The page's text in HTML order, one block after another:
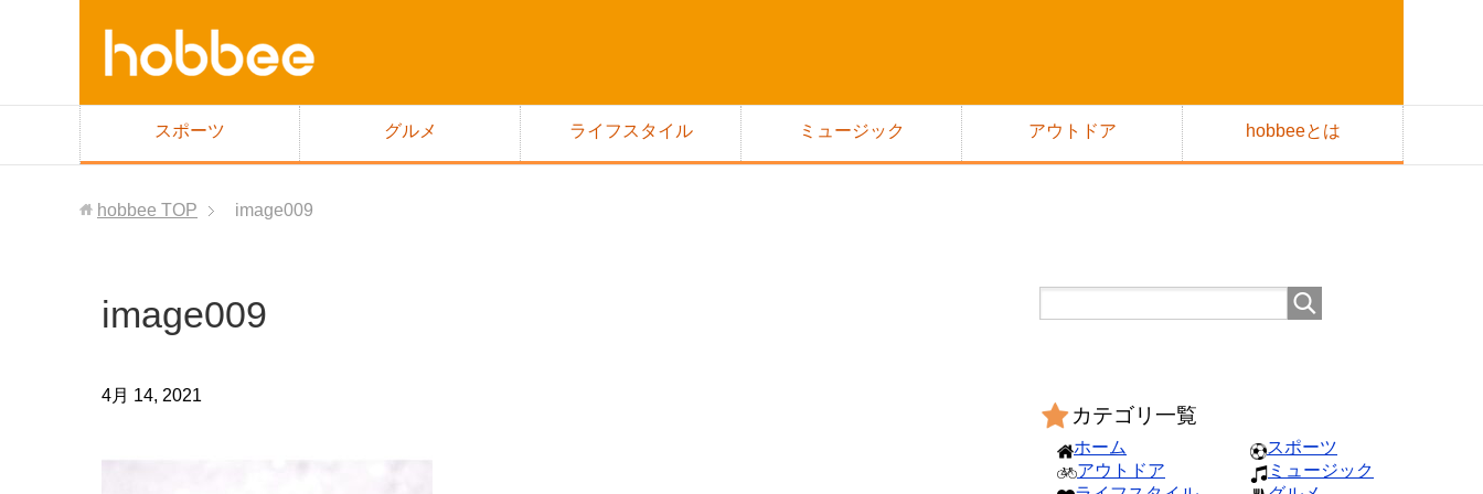
スポーツ グルメ ライフスタイル ミュージック アウトドア hobbeeとは
hobbee TOP image009
image009
4月 14, 2021
カテゴリ一覧
ホーム
アウトドア
スポーツ
ミュージック